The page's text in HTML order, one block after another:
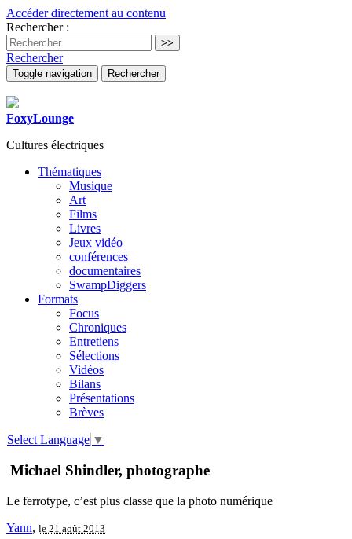
Accéder directement au contenu
Rechercher :
Rechercher
Toggle navigation Rechercher
FoxyLounge
Cultures électriques
Thématiques
Musique
Art
Films
Livres
Jeux vidéo
conférences
documentaires
SwampDiggers
Formats
Focus
Chroniques
Entretiens
Sélections
Vidéos
Bilans
Présentations
Brèves
Select Language ▼
Michael Shindler, photographe
Le ferrotype, c’est plus classe que la photo numérique
Yann, le 21 août 2013